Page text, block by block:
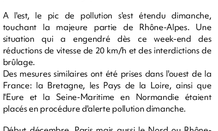
A l'est, le pic de pollution s'est étendu dimanche,
touchant la majeure partie de Rhône-Alpes. Une
situation qui a engendré dès ce week-end des
réductions de vitesse de 20 km/h et des interdictions de
brûlage.
Des mesures similaires ont été prises dans l'ouest de la
France: la Bretagne, les Pays de la Loire, ainsi que
l'Eure et la Seine-Maritime en Normandie étaient
placés en procédure d'alerte pollution dimanche.